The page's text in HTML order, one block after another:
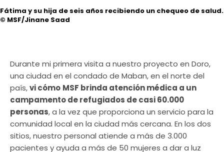
Fátima y su hija de seis años recibiendo un chequeo de salud.
© MSF/Jinane Saad
Durante mi primera visita a nuestro proyecto en Doro,
una ciudad en el condado de Maban, en el norte del
país,vi cómo MSF brinda atención médica a un
campamento de refugiados de casi 60.000
personas, a la vez que proporciona un servicio para la
comunidad local en la ciudad más cercana. En los dos
sitios, nuestro personal atiende a más de 3.000
pacientes y ayuda a más de 50 mujeres a dar a luz